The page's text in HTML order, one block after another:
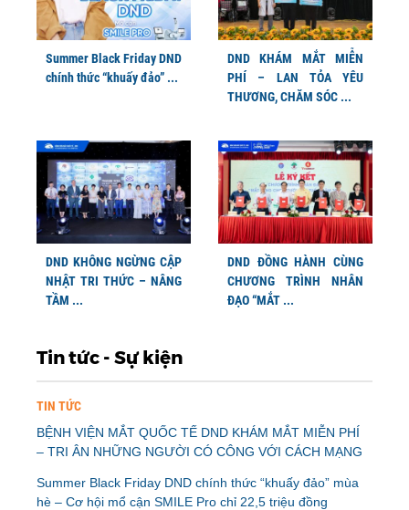
Summer Black Friday DND
chính thức “khuấy đảo” ...
DND KHÁM MẮT MIỄN
PHÍ – LAN TỎA YÊU
THƯƠNG, CHĂM SÓC ...
DND KHÔNG NGỪNG CẬP
NHẬT TRI THỨC – NÂNG
TẦM ...
DND ĐỒNG HÀNH CÙNG
CHƯƠNG TRÌNH NHÂN
ĐẠO “MẮT ...
Tin tức - Sự kiện
TIN TỨC
BỆNH VIỆN MẮT QUỐC TẾ DND KHÁM MẮT MIỄN PHÍ
– TRI ÂN NHỮNG NGƯỜI CÓ CÔNG VỚI CÁCH MẠNG
Summer Black Friday DND chính thức “khuấy đảo” mùa
hè – Cơ hội mổ cận SMILE Pro chỉ 22,5 triệu đồng